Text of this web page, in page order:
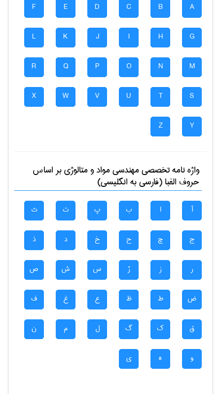
A
B
C
D
E
F
G
H
I
J
K
L
M
N
O
P
Q
R
S
T
U
V
W
X
Y
Z
واژه نامه تخصصیمهندسی مواد و متالوژیبر اساس
حروف الفبا (فارسی به انگلیسی)
آ ا ب پ ت ث
ج چ ح خ د ذ
ر ز ژ س ش ص
ض ط ظ ع غ ف
ق ک گ ل م ن
و ه ی